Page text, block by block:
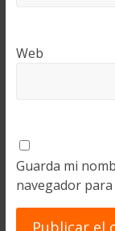
Web
Guarda mi
navegador